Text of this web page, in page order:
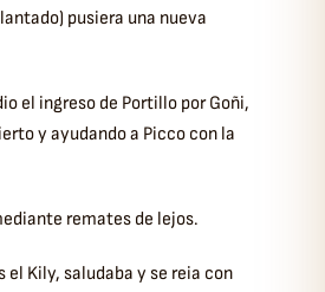
pusiera una nueva
el ingreso de Portillo por Goñi,
y ayudando a Picco con la
remates de lejos.
Kily, saludaba y se reia con